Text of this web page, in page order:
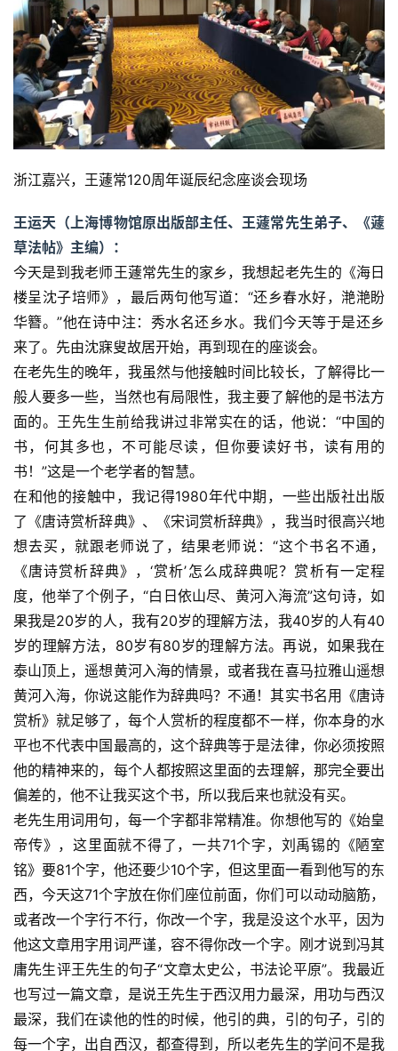
浙江嘉兴，王蘧常120周年诞辰纪念座谈会现场
王运天（上海博物馆原出版部主任、王蘧常先生弟子、《蘧
草法帖》主编）：
今天是到我老师王蘧常先生的家乡，我想起老先生的《海日
楼呈沈子培师》，最后两句他写道：“还乡春水好，滟滟盼
华簪。”他在诗中注：秀水名还乡水。我们今天等于是还乡
来了。先由沈寐叟故居开始，再到现在的座谈会。
在老先生的晚年，我虽然与他接触时间比较长，了解得比一
般人要多一些，当然也有局限性，我主要了解他的是书法方
面的。王先生生前给我讲过非常实在的话，他说：“中国的
书，何其多也，不可能尽读，但你要读好书，读有用的
书！”这是一个老学者的智慧。
在和他的接触中，我记得1980年代中期，一些出版社出版
了《唐诗赏析辞典》、《宋词赏析辞典》，我当时很高兴地
想去买，就跟老师说了，结果老师说：“这个书名不通，
《唐诗赏析辞典》，‘赏析’怎么成辞典呢？赏析有一定程
度，他举了个例子，“白日依山尽、黄河入海流”这句诗，如
果我是20岁的人，我有20岁的理解方法，我40岁的人有40
岁的理解方法，80岁有80岁的理解方法。再说，如果我在
泰山顶上，遥想黄河入海的情景，或者我在喜马拉雅山遥想
黄河入海，你说这能作为辞典吗？不通！其实书名用《唐诗
赏析》就足够了，每个人赏析的程度都不一样，你本身的水
平也不代表中国最高的，这个辞典等于是法律，你必须按照
他的精神来的，每个人都按照这里面的去理解，那完全要出
偏差的，他不让我买这个书，所以我后来也就没有买。
老先生用词用句，每一个字都非常精准。你想他写的《始皇
帝传》，这里面就不得了，一共71个字，刘禹锡的《陋室
铭》要81个字，他还要少10个字，但这里面一看到他写的东
西，今天这71个字放在你们座位前面，你们可以动动脑筋，
或者改一个字行不行，你改一个字，我是没这个水平，因为
他这文章用字用词严谨，容不得你改一个字。刚才说到冯其
庸先生评王先生的句子“文章太史公，书法论平原”。我最近
也写过一篇文章，是说王先生于西汉用力最深，用功与西汉
最深，我们在读他的性的时候，他引的典，引的句子，引的
每一个字，出自西汉，都查得到，所以老先生的学问不是我